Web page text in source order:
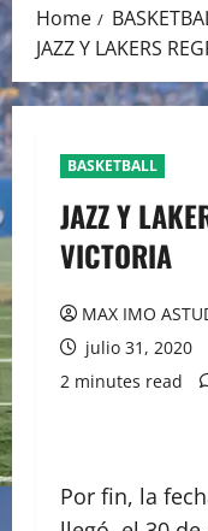
Home
JAZZ Y LAKERS
BASKETBALL
JAZZ Y
VICTORIA
MAX IMO
julio 31, 2020
2 minutes read
Por fin, la